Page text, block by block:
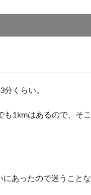
くらい。
1kmはあるので、そこ
あったので迷うことな